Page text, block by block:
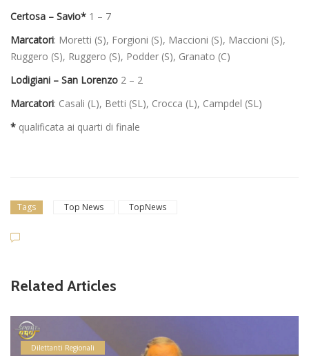
Certosa – Savio* 1 – 7
Marcatori: Moretti (S), Forgioni (S), Maccioni (S), Maccioni (S),
Ruggero (S), Ruggero (S), Podder (S), Granato (C)
Lodigiani – San Lorenzo 2 – 2
Marcatori: Casali (L), Betti (SL), Crocca (L), Campdel (SL)
* qualificata ai quarti di finale
Tags Top News TopNews
Related Articles
Dilettanti Regionali